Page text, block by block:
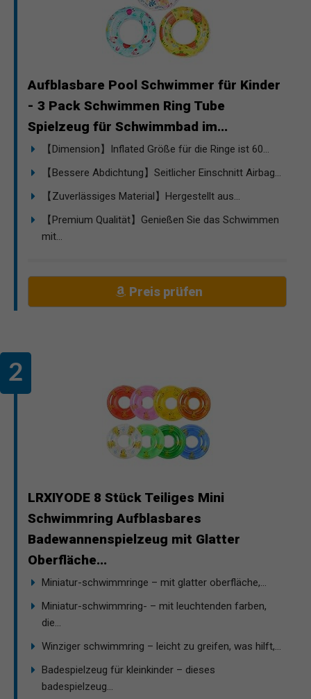
Aufblasbare Pool Schwimmer für Kinder
- 3 Pack Schwimmen Ring Tube
Spielzeug für Schwimmbad im...
【Dimension】Inflated Größe für die Ringe ist 60...
【Bessere Abdichtung】Seitlicher Einschnitt Airbag...
【Zuverlässiges Material】Hergestellt aus...
【Premium Qualität】Genießen Sie das Schwimmen
mit...
Preis prüfen
LRXIYODE 8 Stück Teiliges Mini
Schwimmring Aufblasbares
Badewannenspielzeug mit Glatter
Oberfläche...
Miniatur-schwimmringe – mit glatter oberfläche,...
Miniatur-schwimmring- – mit leuchtenden farben,
die...
Winziger schwimmring – leicht zu greifen, was hilft,...
Badespielzeug für kleinkinder – dieses
badespielzeug...